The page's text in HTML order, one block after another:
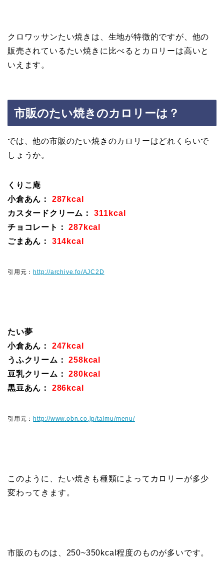
クロワッサンたい焼きは、生地が特徴的ですが、他の
販売されているたい焼きに比べるとカロリーは高いと
いえます。
市販のたい焼きのカロリーは？
では、他の市販のたい焼きのカロリーはどれくらいで
しょうか。
くりこ庵
小倉あん：
287kcal
カスタードクリーム：
311kcal
チョコレート：
287kcal
ごまあん：
314kcal
引用元：http://archive.fo/AJC2D
たい夢
小倉あん：
247kcal
うふクリーム：
258kcal
豆乳クリーム：
280kcal
黒豆あん：
286kcal
引用元：http://www.obn.co.jp/taimu/menu/
このように、たい焼きも種類によってカロリーが多少
変わってきます。
市販のものは、250~350kcal程度のものが多いです。